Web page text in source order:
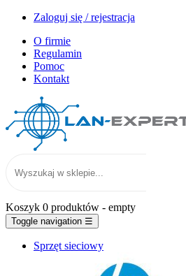
Zaloguj się / rejestracja
O firmie
Regulamin
Pomoc
Kontakt
Koszyk 0 produktów - empty
Toggle navigation ☰
Sprzęt sieciowy